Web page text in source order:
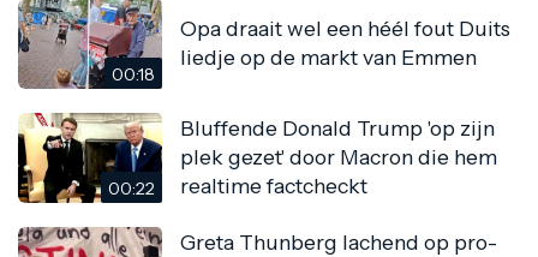
00:18
Opa draait wel een héél fout Duits
liedje op de markt van Emmen
00:22
Bluffende Donald Trump 'op zijn
plek gezet' door Macron die hem
realtime factcheckt
Greta Thunberg lachend op pro-